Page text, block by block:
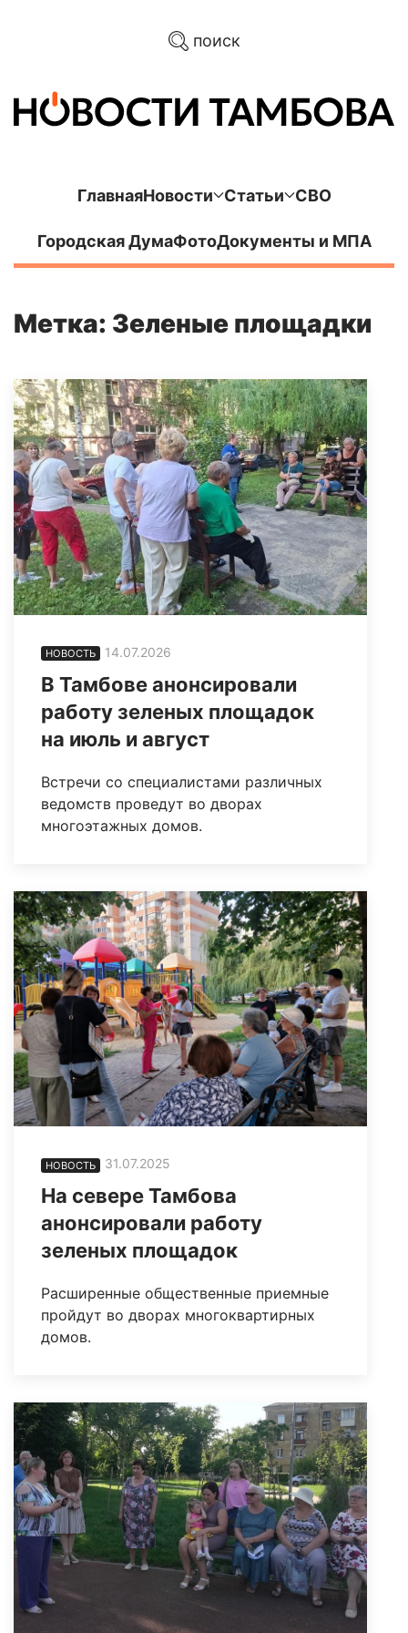
поиск
ГлавнаяНовости Статьи СВО
Городская ДумаФотоДокументы и МПА
Метка: Зеленые площадки
НОВОСТЬ 14.07.2026
В Тамбове анонсировали
работу зеленых площадок
на июль и август
Встречи со специалистами различных
ведомств проведут во дворах
многоэтажных домов.
НОВОСТЬ 31.07.2025
На севере Тамбова
анонсировали работу
зеленых площадок
Расширенные общественные приемные
пройдут во дворах многоквартирных
домов.